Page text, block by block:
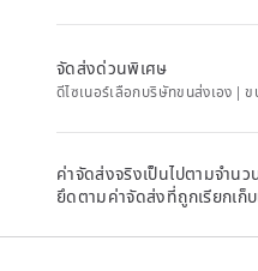
จัดส่งด่วนพิเศษ
ดีไซเนอร์เลือกบริษัทขนส่งเอง |
ค่าจัดส่งจริงเป็นไปตามจำน
ยึดตามค่าจัดส่งที่ถูกเรียกเก็